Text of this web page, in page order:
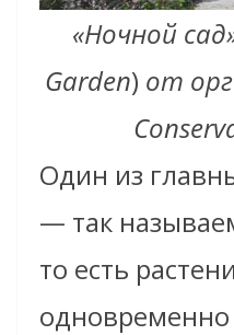
«Ночной
Garden) от
Один из
— так
то есть